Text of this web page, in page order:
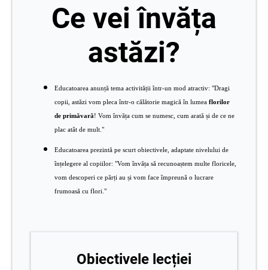
Ce vei învăța
astăzi?
Educatoarea anunță tema activității într-un mod atractiv: "Dragi
copii, astăzi vom pleca într-o călătorie magică în lumea florilor
de primăvară! Vom învăța cum se numesc, cum arată și de ce ne
plac atât de mult."
Educatoarea prezintă pe scurt obiectivele, adaptate nivelului de
înțelegere al copiilor: "Vom învăța să recunoaștem multe floricele,
vom descoperi ce părți au și vom face împreună o lucrare
frumoasă cu flori."
Obiectivele lecției